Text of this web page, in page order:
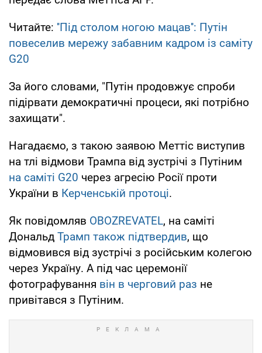
Читайте: ''Під столом ногою мацав'': Путін
повеселив мережу забавним кадром із саміту
G20
За його словами, "Путін продовжує спроби
підірвати демократичні процеси, які потрібно
захищати".
Нагадаємо, з такою заявою Меттіс виступив
на тлі відмови Трампа від зустрічі з Путіним
на саміті G20 через агресію Росії проти
України в Керченській протоці.
Як повідомляв OBOZREVATEL, на саміті
Дональд Трамп також підтвердив, що
відмовився від зустрічі з російським колегою
через Україну. А під час церемонії
фотографування він в черговий раз не
привітався з Путіним.